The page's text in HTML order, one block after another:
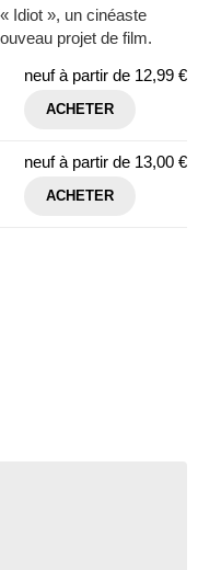
Idiot », un cinéaste
projet de film.
neuf à partir de 12,99 €
ACHETER
neuf à partir de 13,00 €
ACHETER